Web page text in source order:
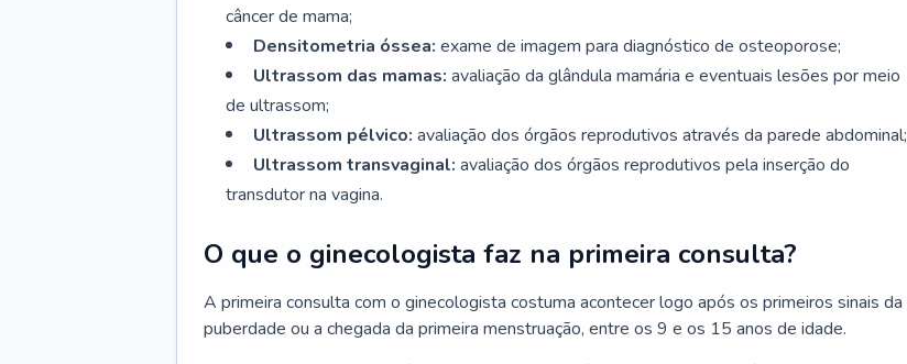
câncer de mama;
Densitometria óssea: exame de imagem para diagnóstico de osteoporose;
Ultrassom das mamas: avaliação da glândula mamária e eventuais lesões por meio
de ultrassom;
Ultrassom pélvico: avaliação dos órgãos reprodutivos através da parede abdominal;
Ultrassom transvaginal: avaliação dos órgãos reprodutivos pela inserção do
transdutor na vagina.
O que o ginecologista faz na primeira consulta?
A primeira consulta com o ginecologista costuma acontecer logo após os primeiros sinais da
puberdade ou a chegada da primeira menstruação, entre os 9 e os 15 anos de idade.